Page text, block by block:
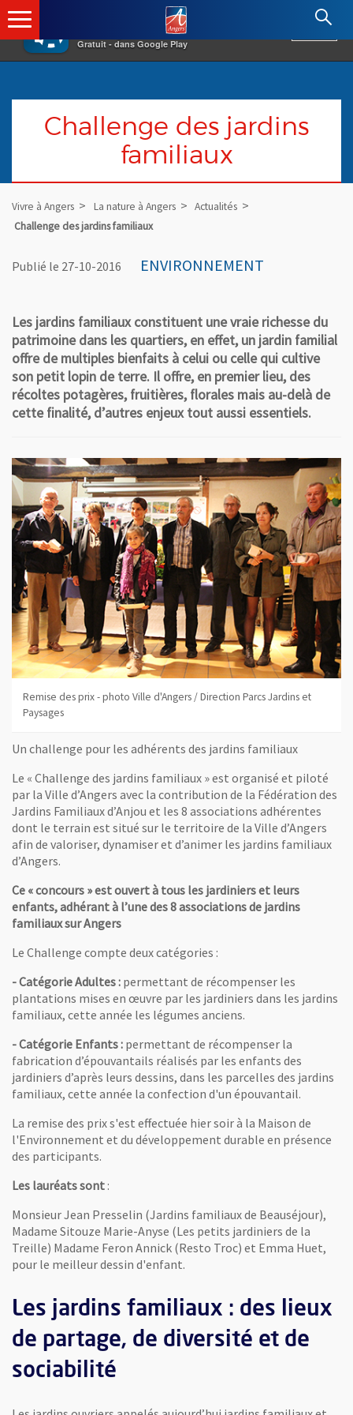
×
Gratuit - dans Google Play
Angers.fr : Retour à l'accueil
Challenge des jardins
familiaux
Vivre à Angers La nature à Angers
Actualités
Challenge des jardins familiaux
Publié le 27-10-2016 ENVIRONNEMENT
Les jardins familiaux constituent une vraie richesse du
patrimoine dans les quartiers, en effet, un jardin familial
offre de multiples bienfaits à celui ou celle qui cultive
son petit lopin de terre. Il offre, en premier lieu, des
récoltes potagères, fruitières, florales mais au-delà de
cette finalité, d’autres enjeux tout aussi essentiels.
Remise des prix - photo Ville d'Angers / Direction Parcs Jardins et
Paysages
Un challenge pour les adhérents des jardins familiaux
Le « Challenge des jardins familiaux » est organisé et piloté
par la Ville d’Angers avec la contribution de la Fédération des
Jardins Familiaux d’Anjou et les 8 associations adhérentes
dont le terrain est situé sur le territoire de la Ville d’Angers
afin de valoriser, dynamiser et d’animer les jardins familiaux
d’Angers.
Ce « concours » est ouvert à tous les jardiniers et leurs
enfants, adhérant à l’une des 8 associations de jardins
familiaux sur Angers
Le Challenge compte deux catégories :
- Catégorie Adultes : permettant de récompenser les
plantations mises en œuvre par les jardiniers dans les jardins
familiaux, cette année les légumes anciens.
- Catégorie Enfants : permettant de récompenser la
fabrication d’épouvantails réalisés par les enfants des
jardiniers d’après leurs dessins, dans les parcelles des jardins
familiaux, cette année la confection d'un épouvantail.
La remise des prix s'est effectuée hier soir à la Maison de
l'Environnement et du développement durable en présence
des participants.
Les lauréats sont :
Monsieur Jean Presselin (Jardins familiaux de Beauséjour),
Madame Sitouze Marie-Anyse (Les petits jardiniers de la
Treille) Madame Feron Annick (Resto Troc) et Emma Huet,
pour le meilleur dessin d'enfant.
Les jardins familiaux : des lieux
de partage, de diversité et de
sociabilité